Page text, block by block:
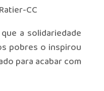
a solidariedade
pobres o inspirou
para acabar com